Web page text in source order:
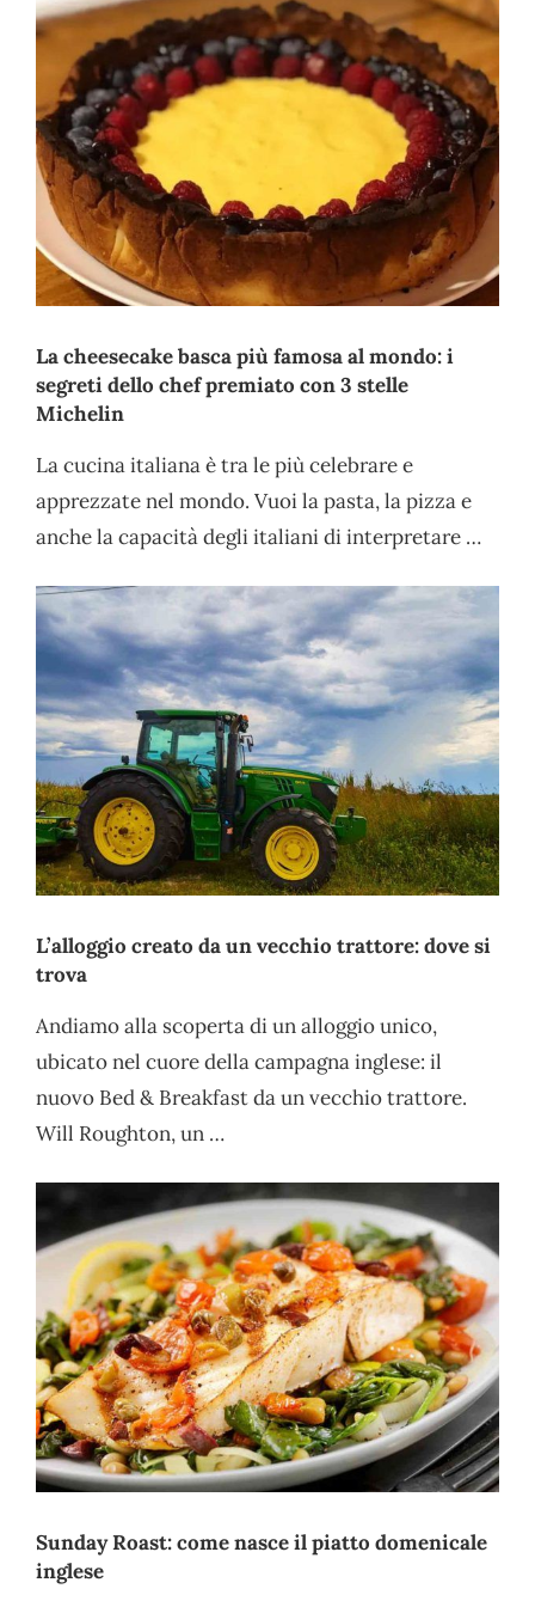
La cheesecake basca più famosa al mondo: i
segreti dello chef premiato con 3 stelle
Michelin
La cucina italiana è tra le più celebrare e
apprezzate nel mondo. Vuoi la pasta, la pizza e
anche la capacità degli italiani di interpretare …
L’alloggio creato da un vecchio trattore: dove si
trova
Andiamo alla scoperta di un alloggio unico,
ubicato nel cuore della campagna inglese: il
nuovo Bed & Breakfast da un vecchio trattore.
Will Roughton, un …
Sunday Roast: come nasce il piatto domenicale
inglese